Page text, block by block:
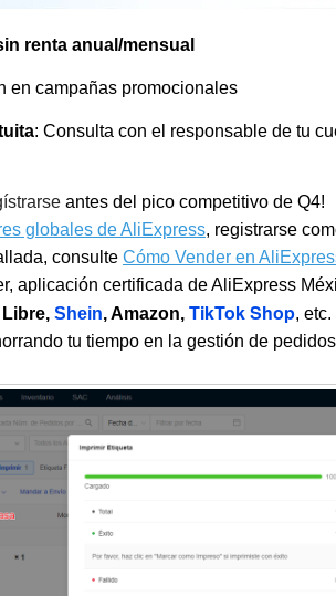
renta anual/mensual
en campañas promocionales
: Consulta con el responsable de tu
antes del pico competitivo de Q4!
globales de AliExpress, registrarse
consulte Cómo Vender en
aplicación certificada de AliExpress
Libre, Shein, Amazon, TikTok Shop, etc.
tu tiempo en la gestión de